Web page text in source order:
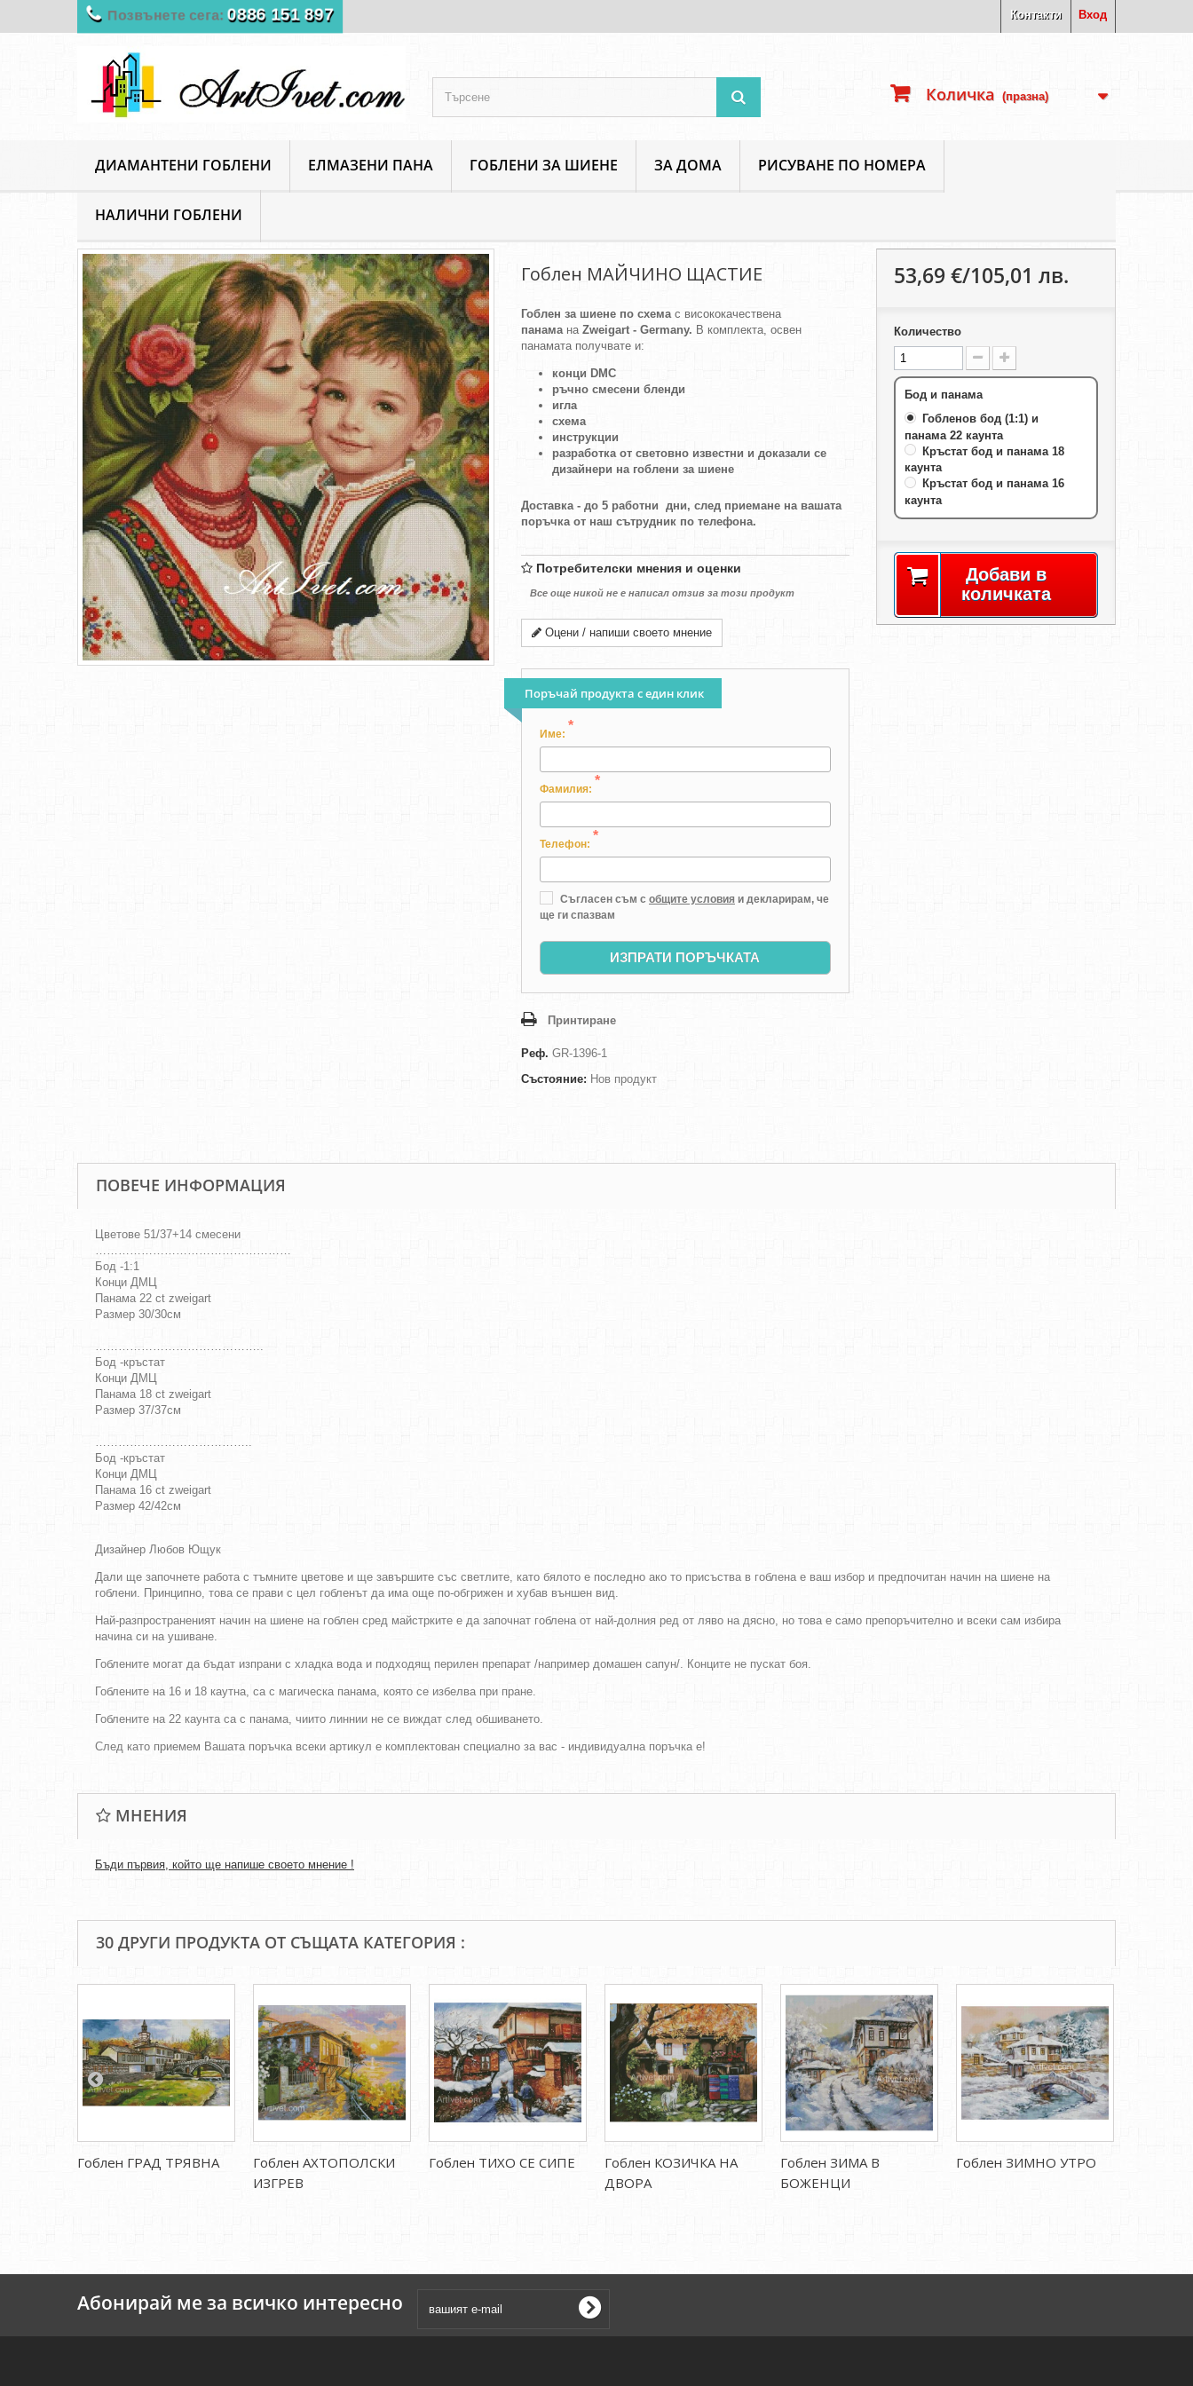
Вход
Контакти
Позвънете сега:0886 151 897
ДИАМАНТЕНИ ГОБЛЕНИ ЕЛМАЗЕНИ ПАНА ГОБЛЕНИ ЗА ШИЕНЕ ЗА ДОМА РИСУВАНЕ ПО НОМЕРА
НАЛИЧНИ ГОБЛЕНИ
Количка (празна)
ArtIvet Гоблени за шиене
Гоблен МАЙЧИНО ЩАСТИЕ
Гоблен за шиене по схемас висококачествена
панамана Zweigart - Germany. В комплекта, освен
панамата получвате и:
конци DMC
ръчно смесени бленди
игла
схема
инструкции
разработка от световно известни и доказали се
дизайнери на гоблени за шиене
Доставка - до 5 работни дни, след приемане на вашата
поръчка от наш сътрудник по телефона.
Потребителски мнения и оценки
Все още никой не е написал отзив за този продукт
Оцени / напиши своето мнение
Поръчай продукта с един клик
Име:
*
Фамилия:
*
Телефон:
*
Съгласен съм с общите условия и декларирам, че
ще ги спазвам
ИЗПРАТИ ПОРЪЧКАТА
Принтиране
Реф. GR-1396-1
Състояние: Нов продукт
53,69 €/105,01 лв.
Количество
Бод и панама
Гобленов бод (1:1) и
панама 22 каунта
Кръстат бод и панама 18
каунта
Кръстат бод и панама 16
каунта
Добави в
количката
ПОВЕЧЕ ИНФОРМАЦИЯ
Цветове 51/37+14 смесени
……………………………………………
Бод -1:1
Конци ДМЦ
Панама 22 ct zweigart
Размер 30/30см
……………………………………..
Бод -кръстат
Конци ДМЦ
Панама 18 ct zweigart
Размер 37/37см
…………………………………..
Бод -кръстат
Конци ДМЦ
Панама 16 ct zweigart
Размер 42/42см
Дизайнер Любов Ющук
Дали ще започнете работа с тъмните цветове и ще завършите със светлите, като бялото е последно ако то присъства в гоблена е ваш избор и предпочитан начин на шиене на
гоблени. Принципно, това се прави с цел гобленът да има още по-обгрижен и хубав външен вид.
Най-разпространеният начин на шиене на гоблен сред майстрките е да започнат гоблена от най-долния ред от ляво на дясно, но това е само препоръчително и всеки сам избира
начина си на ушиване.
Гоблените могат да бъдат изпрани с хладка вода и подходящ перилен препарат /например домашен сапун/. Конците не пускат боя.
Гоблените на 16 и 18 каутна, са с магическа панама, която се избелва при пране.
Гоблените на 22 каунта са с панама, чиито линнии не се виждат след обшиването.
След като приемем Вашата поръчка всеки артикул е комплектован специално за вас - индивидуална поръчка е!
МНЕНИЯ
Бъди първия, който ще напише своето мнение !
30 ДРУГИ ПРОДУКТА ОТ СЪЩАТА КАТЕГОРИЯ :
Гоблен ГРАД ТРЯВНА
Гоблен АХТОПОЛСКИ
ИЗГРЕВ
Гоблен ТИХО СЕ СИПЕ
Гоблен КОЗИЧКА НА
ДВОРА
Гоблен ЗИМА В
БОЖЕНЦИ
Гоблен ЗИМНО УТРО
Абонирай ме за всичко интересно